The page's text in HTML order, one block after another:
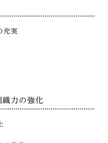
充実
力の強化